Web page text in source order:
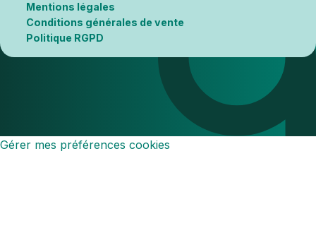
Mentions légales
Conditions générales de vente
Politique RGPD
Gérer mes préférences cookies